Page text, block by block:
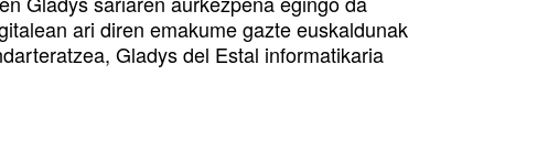
ari diren emakume gazte euskaldunak
Gladys del Estal informatikaria